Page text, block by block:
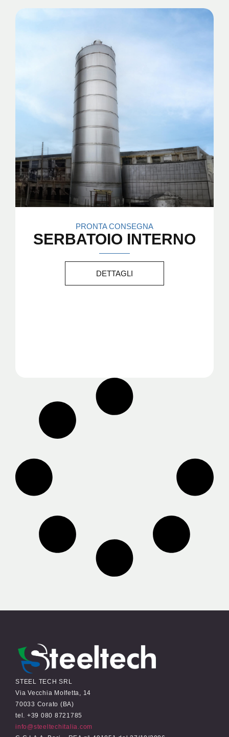
PRONTA CONSEGNA
SERBATOIO INTERNO
DETTAGLI
STEEL TECH SRL
Via Vecchia Molfetta, 14
70033 Corato (BA)
tel. +39 080 8721785
info@steeltechitalia.com